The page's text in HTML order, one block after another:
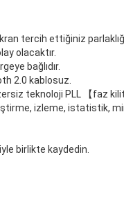
tercih ettiğiniz
olacaktır.
bağlıdır.
2.0 kablosuz.
teknoloji PLL 【faz
izleme, istatistik,
birlikte kaydedin.